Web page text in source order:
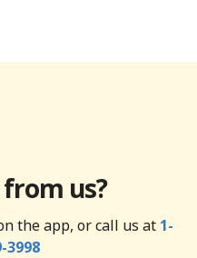
us?
the app, or call us at 1-
3998